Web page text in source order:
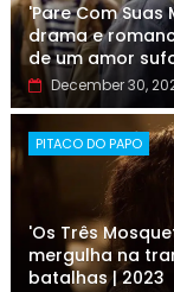
'Pare Com
drama e
de um amor
December 30,
PITACO DO PAPO
'Os Três
mergulha na
batalhas | 2023